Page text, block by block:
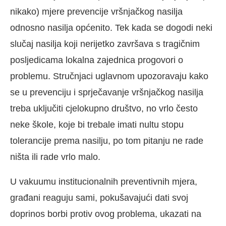
nikako) mjere prevencije vršnjačkog nasilja
odnosno nasilja općenito. Tek kada se dogodi neki
slučaj nasilja koji nerijetko završava s tragičnim
posljedicama lokalna zajednica progovori o
problemu. Stručnjaci uglavnom upozoravaju kako
se u prevenciju i sprječavanje vršnjačkog nasilja
treba uključiti cjelokupno društvo, no vrlo često
neke škole, koje bi trebale imati nultu stopu
tolerancije prema nasilju, po tom pitanju ne rade
ništa ili rade vrlo malo.
U vakuumu institucionalnih preventivnih mjera,
građani reaguju sami, pokušavajući dati svoj
doprinos borbi protiv ovog problema, ukazati na